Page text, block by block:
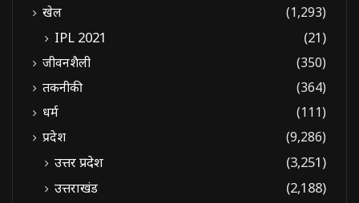
खेल
(1,293)
IPL 2021 (21)
जीवनशैली
(350)
तकनीकी
(364)
धर्म
(111)
प्रदेश
(9,286)
उत्तर प्रदेश
(3,251)
उत्तराखंड
(2,188)